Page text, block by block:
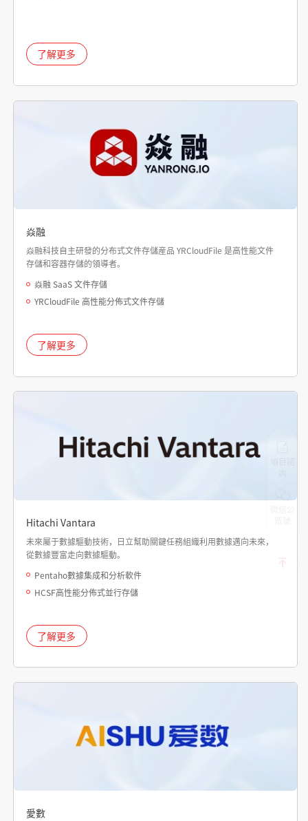
了解更多
焱融
焱融科技自主研發的分布式文件存儲産品 YRCloudFile 是高性能文件
存儲和容器存儲的領導者。
焱融 SaaS 文件存儲
YRCloudFile 高性能分佈式文件存儲
了解更多
Hitachi Vantara
未來屬于數據驅動技術，日立幫助關鍵任務組織利用數據邁向未來，
從數據豐富走向數據驅動。
Pentaho數據集成和分析軟件
HCSF高性能分佈式並行存儲
了解更多
愛數